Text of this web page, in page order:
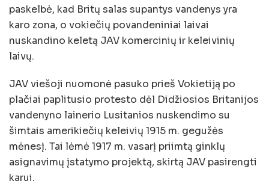
paskelbė, kad Britų salas supantys vandenys yra
karo zona, o vokiečių povandeniniai laivai
nuskandino keletą JAV komercinių ir keleivinių
laivų.
JAV viešoji nuomonė pasuko prieš Vokietiją po
plačiai paplitusio protesto dėl Didžiosios Britanijos
vandenyno lainerio Lusitanios nuskendimo su
šimtais amerikiečių keleivių 1915 m. gegužės
mėnesį. Tai lėmė 1917 m. vasarį priimtą ginklų
asignavimų įstatymo projektą, skirtą JAV pasirengti
karui.